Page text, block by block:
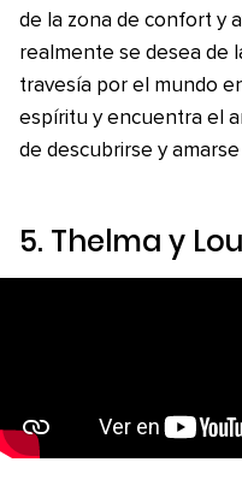
de la zona de confort y
realmente se desea de
travesía por el mundo
espíritu y encuentra el
de descubrirse y amarse
5. Thelma y